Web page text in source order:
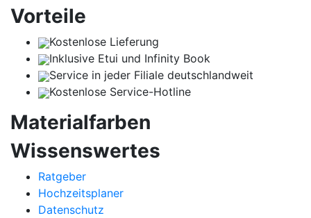
Vorteile
Kostenlose Lieferung
Inklusive Etui und Infinity Book
Service in jeder Filiale deutschlandweit
Kostenlose Service-Hotline
Materialfarben
Wissenswertes
Ratgeber
Hochzeitsplaner
Datenschutz